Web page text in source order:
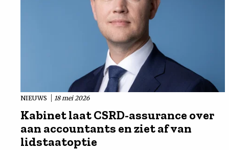
NIEUWS 18 mei 2026
Kabinet laat CSRD-assurance over
aan accountants en ziet af van
lidstaatoptie